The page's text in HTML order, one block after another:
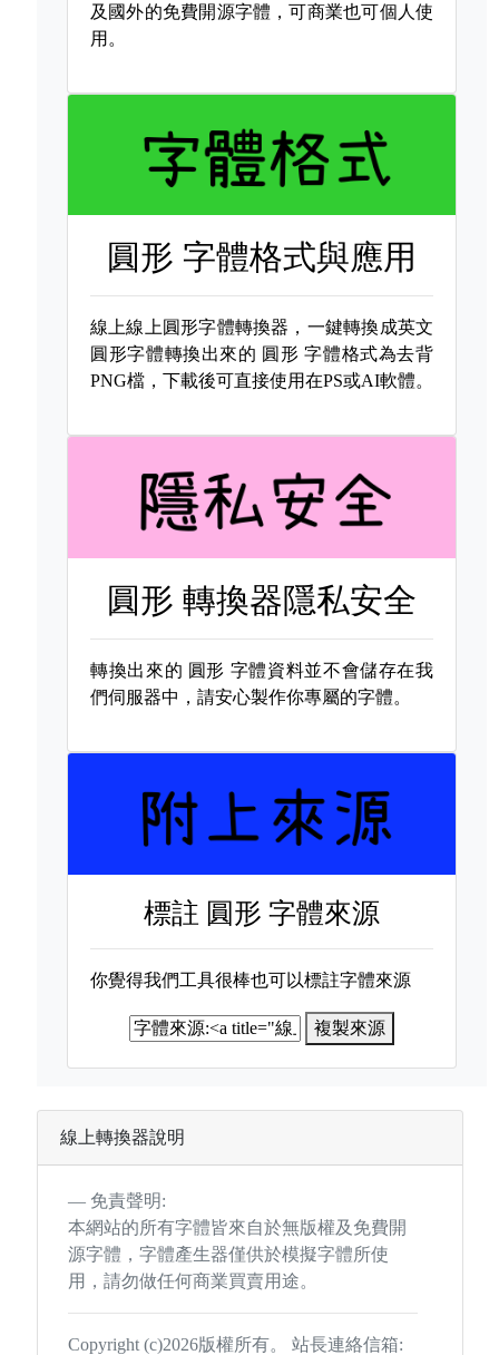
及國外的免費開源字體，可商業也可個人使
用。
圓形 字體格式與應用
線上線上圓形字體轉換器，一鍵轉換成英文
圓形字體轉換出來的 圓形 字體格式為去背
PNG檔，下載後可直接使用在PS或AI軟體。
圓形 轉換器隱私安全
轉換出來的 圓形 字體資料並不會儲存在我
們伺服器中，請安心製作你專屬的字體。
標註 圓形 字體來源
你覺得我們工具很棒也可以標註字體來源
複製來源
線上轉換器說明
免責聲明:
本網站的所有字體皆來自於無版權及免費開
源字體，字體產生器僅供於模擬字體所使
用，請勿做任何商業買賣用途。
Copyright (c)2026版權所有。 站長連絡信箱: